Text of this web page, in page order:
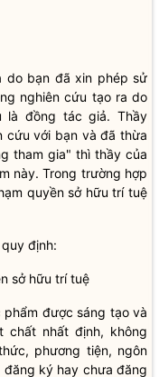
do bạn đã xin phép sử
nghiên cứu tạo ra do
là đồng tác giả. Thầy
cứu với bạn và đã thừa
tham gia" thì thầy của
này. Trong trường hợp
quyền sở hữu trí tuệ
định:
sở hữu trí tuệ
được sáng tạo và
chất nhất định, không
phương tiện, ngôn
ký hay ch­ưa đăng